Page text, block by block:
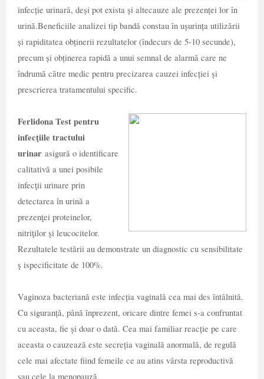
infecție urinară, deși pot exista și altecauze ale prezenței lor în
urină.Beneficiile analizei tip bandă constau în ușurința utilizării
și rapiditatea obținerii rezultatelor (îndecurs de 5-10 secunde),
precum și obținerea rapidă a unui semnal de alarmă care ne
îndrumă către medic pentru precizarea cauzei infecției și
prescrierea tratamentului specific.
Ferlidona Test pentru
infecţiile tractului
urinar asigură o identificare
calitativă a unei posibile
infecţii urinare prin
detectarea în urină a
prezenţei proteinelor,
nitriţilor şi leucocitelor.
Rezultatele testării au demonstrate un diagnostic cu sensibilitate
ş ispecificitate de 100%.
Vaginoza bacteriană este infecția vaginală cea mai des întâlnită.
Cu siguranță, până înprezent, oricare dintre femei s-a confruntat
cu aceasta, fie și doar o dată. Cea mai familiar reacție pe care
aceasta o cauzează este secreția vaginală anormală, de regulă
cele mai afectate fiind femeile ce au atins vârsta reproductivă
sau cele la menopauză.